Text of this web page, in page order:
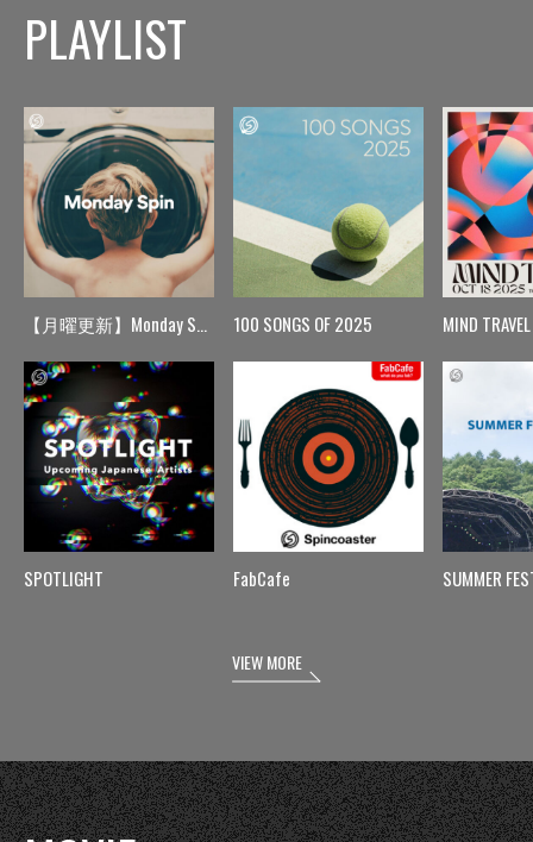
PLAYLIST
【月曜更新】Monday Spin
SPOTLIGHT
100 SONGS OF 2025
FabCafe
MIND TRAVEL
SUMMER
VIEW MORE